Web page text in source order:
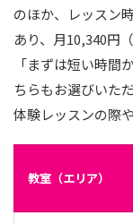
のほか、レッスン
あり、月10,340円
「まずは短い時間
ちらもお選びいた
体験レッスンの際
教室（エリア）